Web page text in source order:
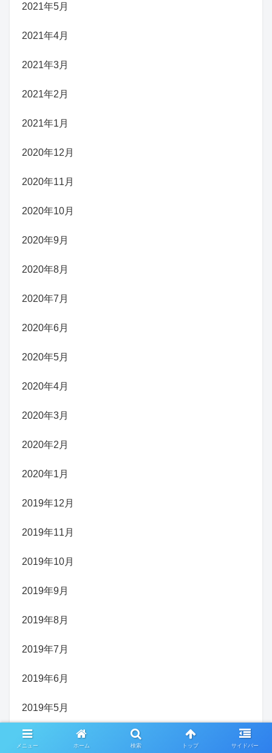
2021年5月
2021年4月
2021年3月
2021年2月
2021年1月
2020年12月
2020年11月
2020年10月
2020年9月
2020年8月
2020年7月
2020年6月
2020年5月
2020年4月
2020年3月
2020年2月
2020年1月
2019年12月
2019年11月
2019年10月
2019年9月
2019年8月
2019年7月
2019年6月
2019年5月
メニュー ホーム 検索 トップ サイドバー